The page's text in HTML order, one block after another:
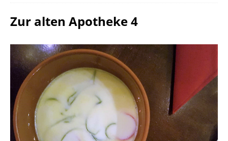
Zur alten Apotheke 4